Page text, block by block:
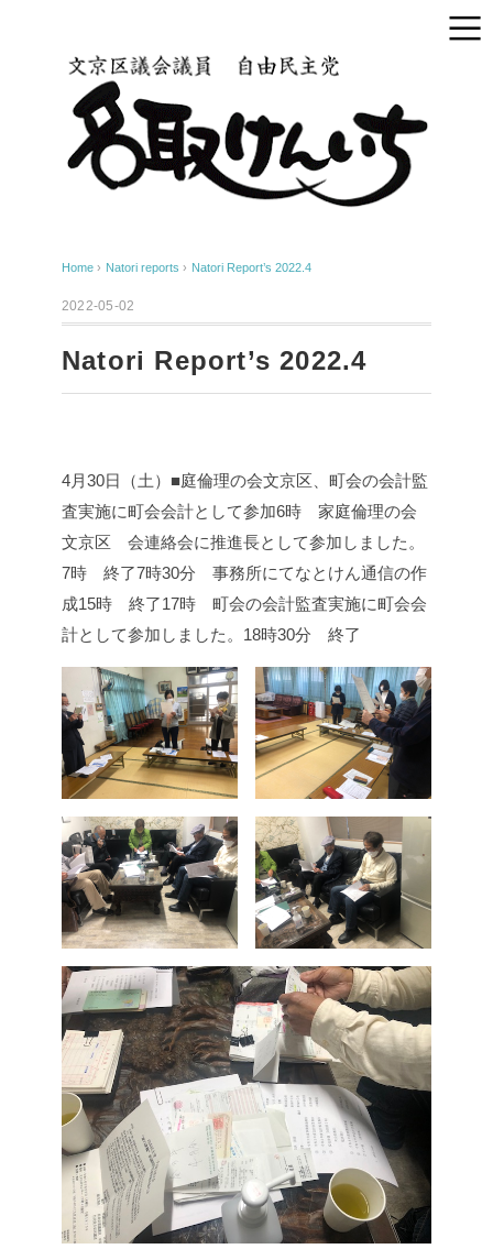
Home › Natori reports › Natori Report’s 2022.4
2022-05-02
Natori Report’s 2022.4
4月30日（土）■庭倫理の会文京区、町会の会計監
査実施に町会会計として参加6時 家庭倫理の会
文京区 会連絡会に推進長として参加しました。
7時 終了7時30分 事務所にてなとけん通信の作
成15時 終了17時 町会の会計監査実施に町会会
計として参加しました。 18時30分 終了